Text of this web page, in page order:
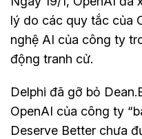
lý do các quy tắc của
nghệ AI của công ty
động tranh cử.
Delphi đã gỡ bỏ
OpenAI của công ty
Deserve Better chưa